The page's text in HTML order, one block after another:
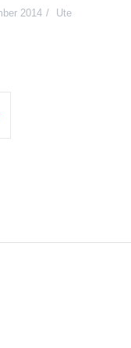
2014 Ute